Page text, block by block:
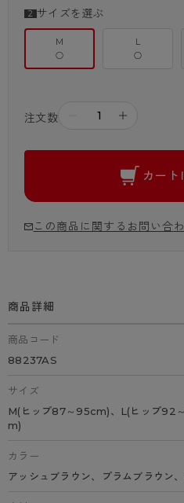
サイズを選ぶ
M
○
L
○
注文数 ＋
カート
この商品に関するお問い合
商品詳細
商品コード
88237AS
サイズ
M(ヒップ87～95cm)、L(ヒップ92
m)
カラー
アッシュブラウン、プラムブラウン